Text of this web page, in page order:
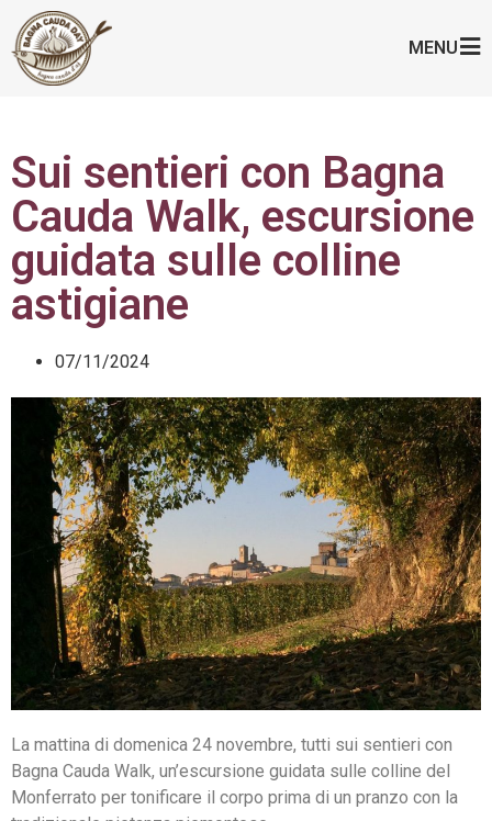
MENU
Sui sentieri con Bagna
Cauda Walk, escursione
guidata sulle colline
astigiane
07/11/2024
La mattina di domenica 24 novembre, tutti sui sentieri con
Bagna Cauda Walk, un’escursione guidata sulle colline del
Monferrato per tonificare il corpo prima di un pranzo con la